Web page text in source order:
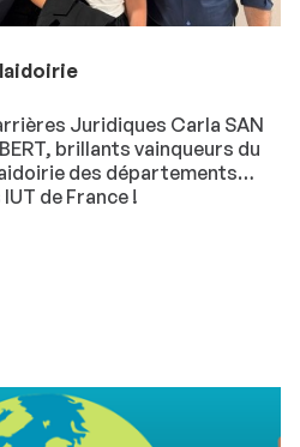
Juridiques Carla SAN
brillants vainqueurs du
des départements
de France !